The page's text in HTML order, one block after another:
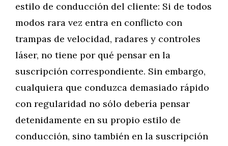
estilo de conducción del cliente: Si de todos
modos rara vez entra en conflicto con
trampas de velocidad, radares y controles
láser, no tiene por qué pensar en la
suscripción correspondiente. Sin embargo,
cualquiera que conduzca demasiado rápido
con regularidad no sólo debería pensar
detenidamente en su propio estilo de
conducción, sino también en la suscripción